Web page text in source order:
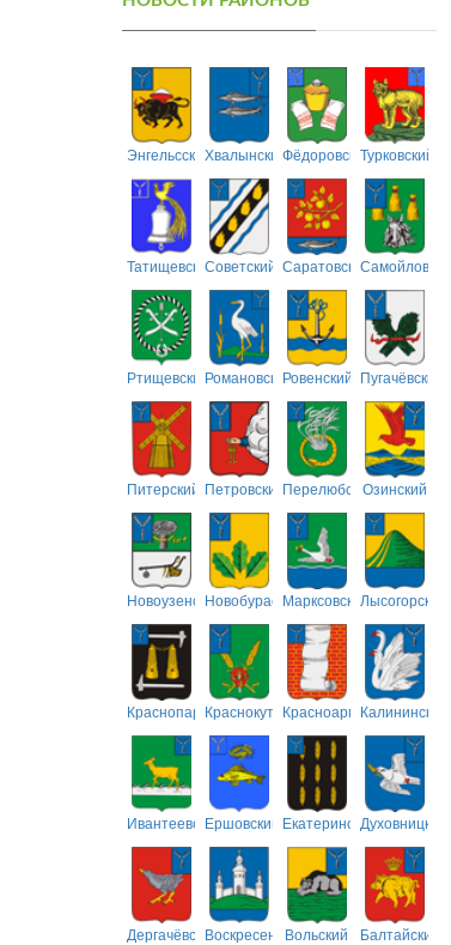
ЭнгельсскийХвалынскийФёдоровскийТурковский
ТатищевскийСоветский СаратовскийСамойловский
РтищевскийРомановскийРовенский Пугачёвский
Питерский ПетровскийПерелюбскийОзинский
НовоузенскийНовобурасскийМарксовскийЛысогорский
Краснопартизанский
КраснокутскийКрасноармейский
Калининский
ИвантеевскийЕршовский ЕкатериновскийДуховницкий
ДергачёвскийВоскресенскийВольский Балтайский